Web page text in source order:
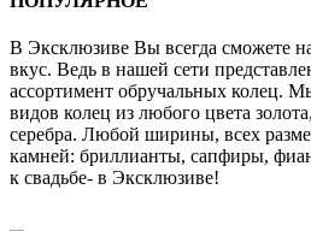
В Эксклюзиве Вы всегда сможете
вкус. Ведь в нашей сети
ассортимент обручальных колец.
видов колец из любого цвета
серебра. Любой ширины, всех
камней: бриллианты, сапфиры,
к свадьбе- в Эксклюзиве!